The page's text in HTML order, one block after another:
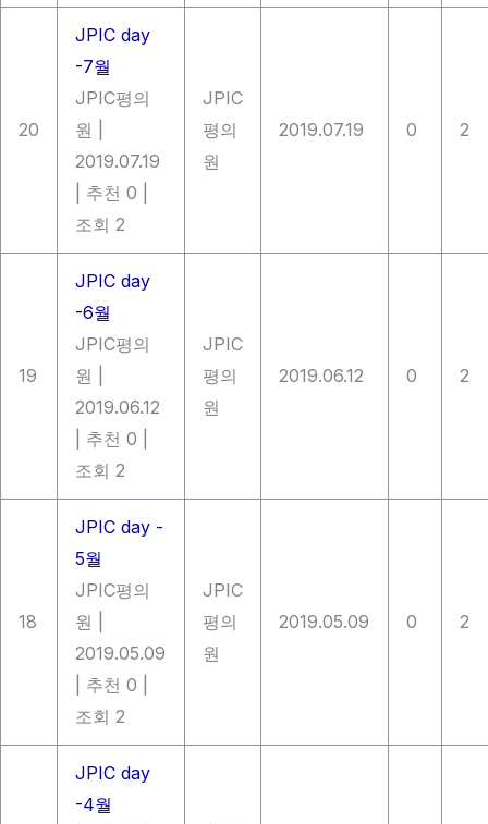
20
JPIC day
-7월
JPIC평의
원
2019.07.19
추천 0
조회 2
JPIC
평의
원
2019.07.19 0 2
19
JPIC day
-6월
JPIC평의
원
2019.06.12
추천 0
조회 2
JPIC
평의
원
2019.06.12 0 2
18
JPIC day -
5월
JPIC평의
원
2019.05.09
추천 0
조회 2
JPIC
평의
원
2019.05.09 0 2
JPIC day
-4월